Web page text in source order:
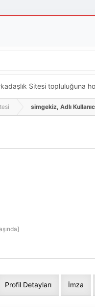
Sitesi topluluğuna
simgekiz, Adlı
Profil Detayları İmza